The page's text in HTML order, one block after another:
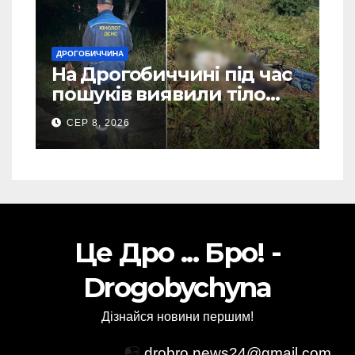
ДРОГОБИЧЧИНА
На Дрогобиччині під час
пошуків виявили тіло
зниклого чоловіка (Фото)
СЕР 8, 2026
Це Дро ... Бро! -
Drogobychyna
Дізнайся новини першим!